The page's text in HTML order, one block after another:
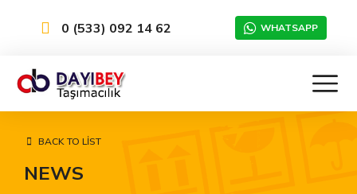
0 (533) 092 14 62 WHATSAPP
BACK TO LIST
NEWS